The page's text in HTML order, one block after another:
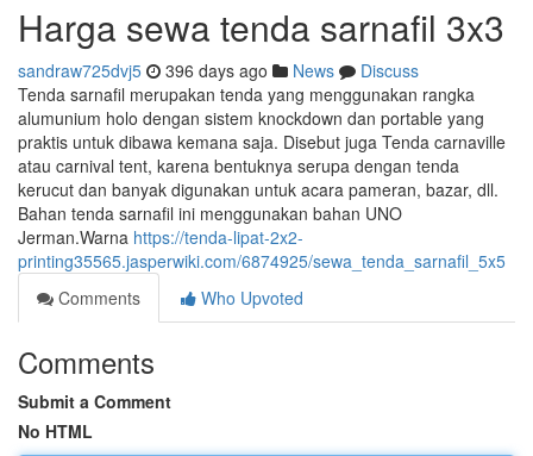
Harga sewa tenda sarnafil 3x3
sandraw725dvj5 396 days ago News
Discuss
Tenda sarnafil merupakan tenda yang menggunakan rangka
alumunium holo dengan sistem knockdown dan portable yang
praktis untuk dibawa kemana saja. Disebut juga Tenda carnaville
atau carnival tent, karena bentuknya serupa dengan tenda
kerucut dan banyak digunakan untuk acara pameran, bazar, dll.
Bahan tenda sarnafil ini menggunakan bahan UNO
Jerman.Warna https://tenda-lipat-2x2-
printing35565.jasperwiki.com/6874925/sewa_tenda_sarnafil_5x5
Comments
Who Upvoted
Comments
Submit a Comment
No HTML